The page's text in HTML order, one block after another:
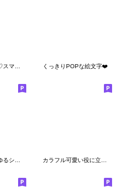
くっきりPOPな絵文字❤️